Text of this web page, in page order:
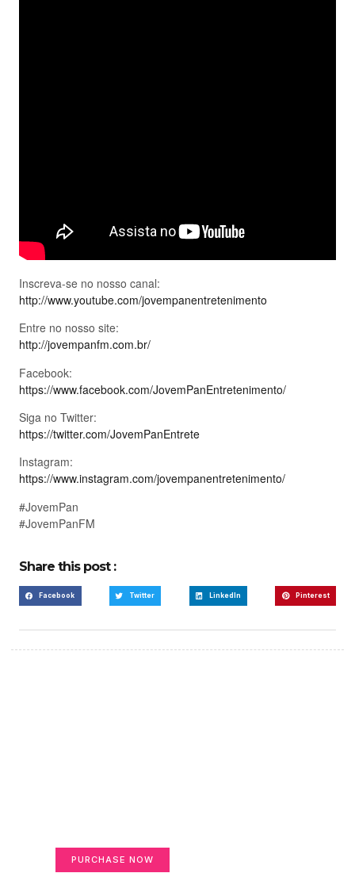
Inscreva-se no nosso canal:
http://www.youtube.com/jovempanentretenimento
Entre no nosso site:
http://jovempanfm.com.br/
Facebook:
https://www.facebook.com/JovemPanEntretenimento/
Siga no Twitter:
https://twitter.com/JovemPanEntrete
Instagram:
https://www.instagram.com/jovempanentretenimento/
#JovemPan
#JovemPanFM
Share this post :
Facebook Twitter LinkedIn Pinterest
PURCHASE NOW